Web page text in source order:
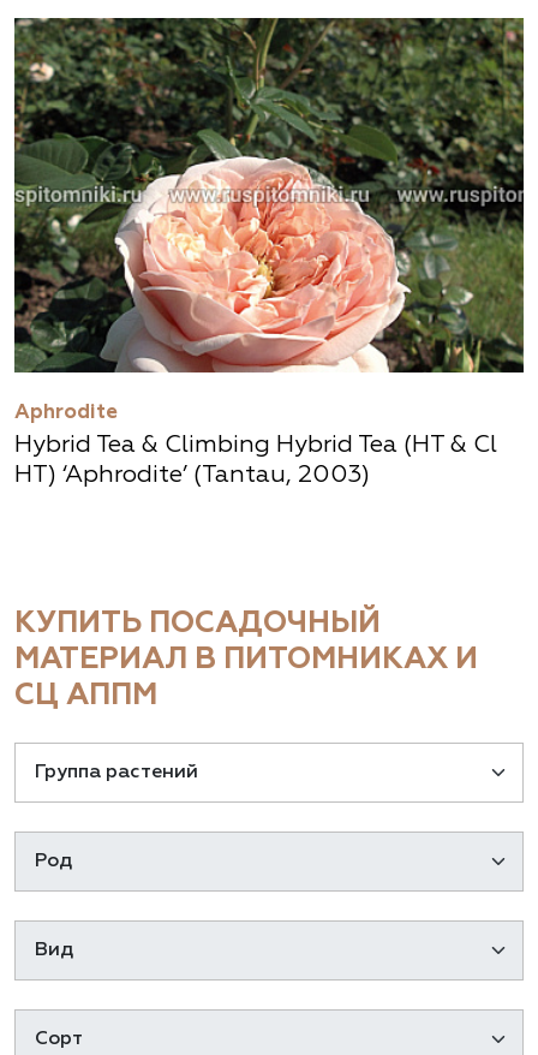
Aphrodite
Hybrid Tea & Climbing Hybrid Tea (HT & Cl
HT) ‘Aphrodite’ (Tantau, 2003)
КУПИТЬ ПОСАДОЧНЫЙ
МАТЕРИАЛ В ПИТОМНИКАХ И
СЦ АППМ